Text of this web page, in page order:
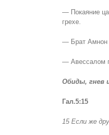
— Покаяние
грехе.
— Брат Амнон
— Авессалом
Обиды, гнев
Гал.5:15
15 Если же